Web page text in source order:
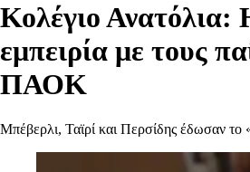
Κολέγιο Ανατόλια:
εμπειρία με τους
ΠΑΟΚ
Μπέβερλι, Ταϊρί και Περσίδης έδωσαν το